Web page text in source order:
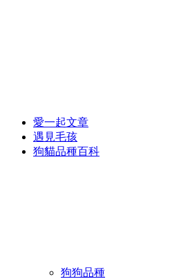
愛一起文章
遇見毛孩
狗貓品種百科
狗狗品種